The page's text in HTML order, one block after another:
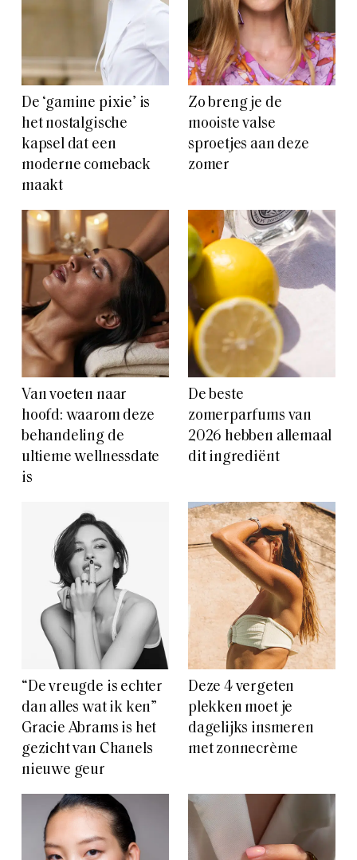
De ‘gamine pixie’ is
het nostalgische
kapsel dat een
moderne comeback
maakt
Zo breng je de
mooiste valse
sproetjes aan deze
zomer
Van voeten naar
hoofd: waarom deze
behandeling de
ultieme wellnessdate
is
De beste
zomerparfums van
2026 hebben allemaal
dit ingrediënt
“De vreugde is echter
dan alles wat ik ken”
Gracie Abrams is het
gezicht van Chanels
nieuwe geur
Deze 4 vergeten
plekken moet je
dagelijks insmeren
met zonnecrème